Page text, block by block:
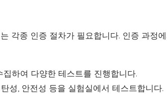
각종 인증 절차가 필요합니다. 인증 과정
집하여 다양한 테스트를 진행합니다.
성, 안전성 등을 실험실에서 테스트합니다.